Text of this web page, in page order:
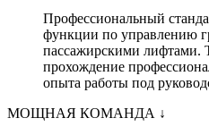
Профессиональный
функции по управлению
пассажирскими лифтами.
прохождение
опыта работы под
МОЩНАЯ КОМАНДА ↓